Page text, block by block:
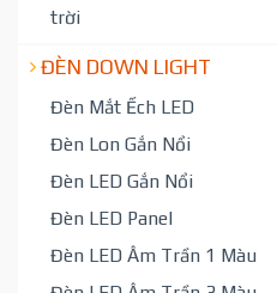
trời
ĐÈN DOWN LIGHT
Đèn Mắt Ếch LED
Đèn Lon Gắn Nổi
Đèn LED Gắn Nổi
Đèn LED Panel
Đèn LED Âm Trần 1 Màu